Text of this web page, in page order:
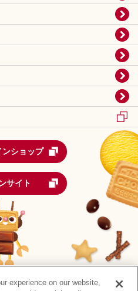
ンショップ
サイト
experience on our website,